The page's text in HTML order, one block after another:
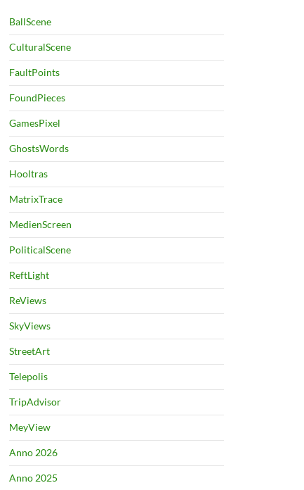
BallScene
CulturalScene
FaultPoints
FoundPieces
GamesPixel
GhostsWords
Hooltras
MatrixTrace
MedienScreen
PoliticalScene
ReftLight
ReViews
SkyViews
StreetArt
Telepolis
TripAdvisor
MeyView
Anno 2026
Anno 2025